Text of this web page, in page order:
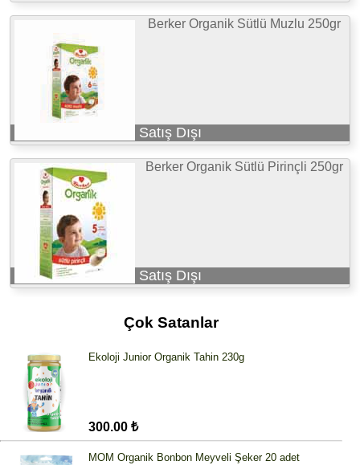
Berker Organik Sütlü Muzlu 250gr
Satış Dışı
Berker Organik Sütlü Pirinçli 250gr
Satış Dışı
Çok Satanlar
Ekoloji Junior Organik Tahin 230g
300.00 ₺
MOM Organik Bonbon Meyveli Şeker 20 adet